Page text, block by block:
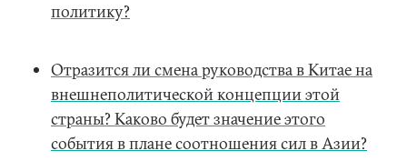
политику?
Отразится ли смена руководства в Китае на
внешнеполитической концепции этой
страны? Каково будет значение этого
события в плане соотношения сил в Азии?